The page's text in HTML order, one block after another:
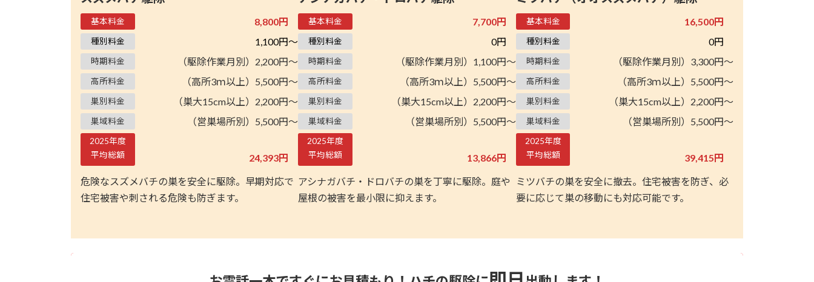
基本料金 8,800円
種別料金 1,100円～
時期料金 （駆除作業月別）2,200円～
高所料金 （高所3ｍ以上）5,500円～
巣別料金 （巣大15cm以上）2,200円～
巣域料金 （営巣場所別）5,500円～
2025年度
平均総額
24,393円
危険なスズメバチの巣を安全に駆除。早期対応で
住宅被害や刺される危険も防ぎます。
基本料金 7,700円
種別料金 0円
時期料金 （駆除作業月別）1,100円～
高所料金 （高所3ｍ以上）5,500円～
巣別料金 （巣大15cm以上）2,200円～
巣域料金 （営巣場所別）5,500円～
2025年度
平均総額
13,866円
アシナガバチ・ドロバチの巣を丁寧に駆除。庭や
屋根の被害を最小限に抑えます。
基本料金 16,500円
種別料金 0円
時期料金 （駆除作業月別）3,300円～
高所料金 （高所3ｍ以上）5,500円～
巣別料金 （巣大15cm以上）2,200円～
巣域料金 （営巣場所別）5,500円～
2025年度
平均総額
39,415円
ミツバチの巣を安全に撤去。住宅被害を防ぎ、必
要に応じて巣の移動にも対応可能です。